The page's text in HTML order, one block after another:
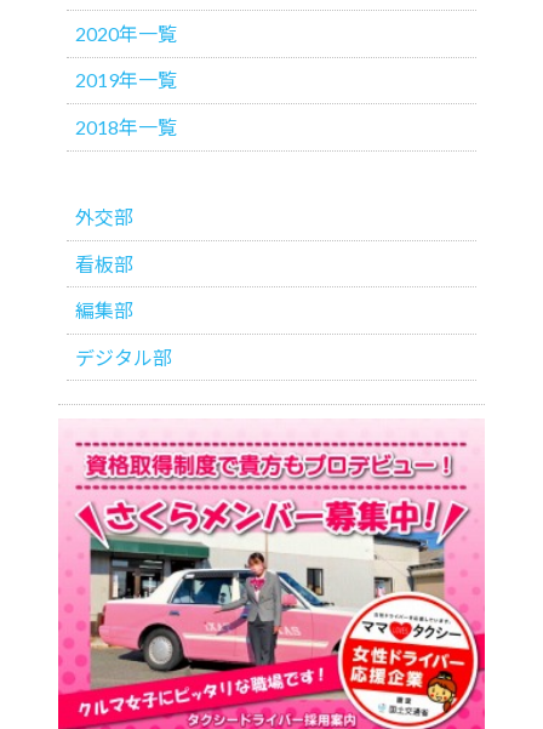
2020年一覧
2019年一覧
2018年一覧
外交部
看板部
編集部
デジタル部